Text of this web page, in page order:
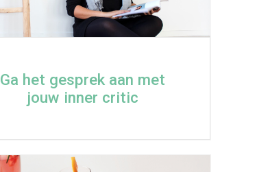
Ga het gesprek aan met
jouw inner critic